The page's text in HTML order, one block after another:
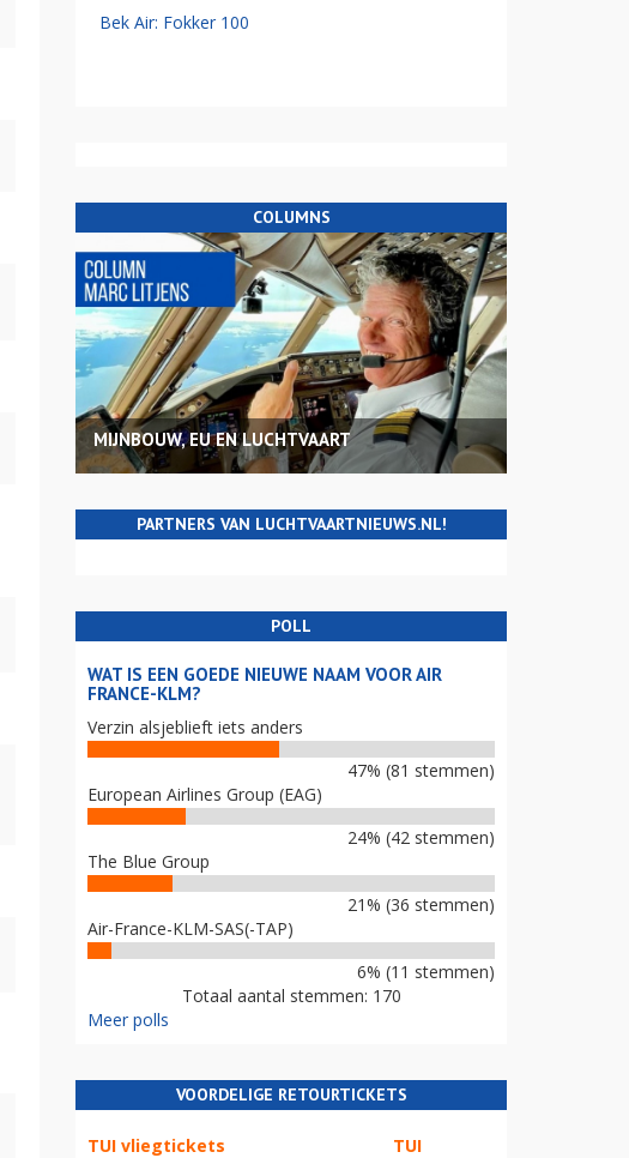
Bek Air: Fokker 100
COLUMNS
MIJNBOUW, EU EN LUCHTVAART
PARTNERS VAN LUCHTVAARTNIEUWS.NL!
POLL
WAT IS EEN GOEDE NIEUWE NAAM VOOR AIR
FRANCE-KLM?
Verzin alsjeblieft iets anders
47% (81 stemmen)
European Airlines Group (EAG)
24% (42 stemmen)
The Blue Group
21% (36 stemmen)
Air-France-KLM-SAS(-TAP)
6% (11 stemmen)
Totaal aantal stemmen: 170
Meer polls
VOORDELIGE RETOURTICKETS
TUI vliegtickets TUI